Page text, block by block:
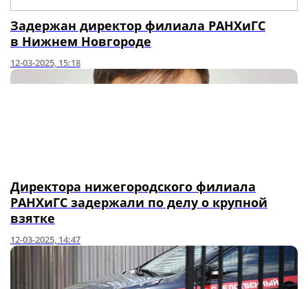
Задержан директор филиала РАНХиГС
в Нижнем Новгороде
12-03-2025, 15:18
Директора нижегородского филиала
РАНХиГС задержали по делу о крупной
взятке
12-03-2025, 14:47